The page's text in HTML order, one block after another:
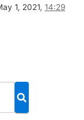
1, 2021, 14:29